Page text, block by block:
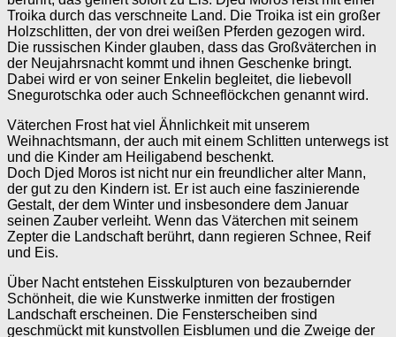
Troika durch das verschneite Land. Die Troika ist ein großer
Holzschlitten, der von drei weißen Pferden gezogen wird.
Die russischen Kinder glauben, dass das Großväterchen in
der Neujahrsnacht kommt und ihnen Geschenke bringt.
Dabei wird er von seiner Enkelin begleitet, die liebevoll
Snegurotschka oder auch Schneeflöckchen genannt wird.
Väterchen Frost hat viel Ähnlichkeit mit unserem
Weihnachtsmann, der auch mit einem Schlitten unterwegs ist
und die Kinder am Heiligabend beschenkt.
Doch Djed Moros ist nicht nur ein freundlicher alter Mann,
der gut zu den Kindern ist. Er ist auch eine faszinierende
Gestalt, der dem Winter und insbesondere dem Januar
seinen Zauber verleiht. Wenn das Väterchen mit seinem
Zepter die Landschaft berührt, dann regieren Schnee, Reif
und Eis.
Über Nacht entstehen Eisskulpturen von bezaubernder
Schönheit, die wie Kunstwerke inmitten der frostigen
Landschaft erscheinen. Die Fensterscheiben sind
geschmückt mit kunstvollen Eisblumen und die Zweige der